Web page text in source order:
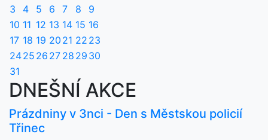
3
4 5 6 7 8
9
10 11 12 13 14 15 16
17 18 19 20 21 22 23
2425 26 27 28 29 30
31
DNEŠNÍ AKCE
Prázdniny v 3nci - Den s Městskou policií
Třinec